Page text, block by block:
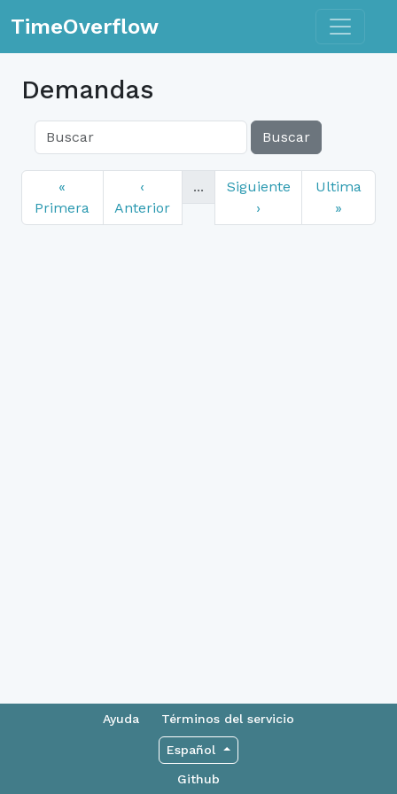
TimeOverflow Toggle
Demandas
Buscar
«
Primera
‹
Anterior
...
Siguiente
›
Ultima
»
Ayuda Términos del servicio
Español
Github